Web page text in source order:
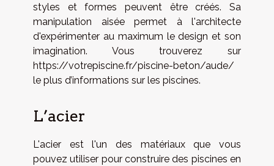
styles et formes peuvent être créés. Sa
manipulation aisée permet à l'architecte
d'expérimenter au maximum le design et son
imagination. Vous trouverez sur
https://votrepiscine.fr/piscine-beton/aude/
le plus d’informations sur les piscines.
L’acier
L'acier est l'un des matériaux que vous
pouvez utiliser pour construire des piscines en